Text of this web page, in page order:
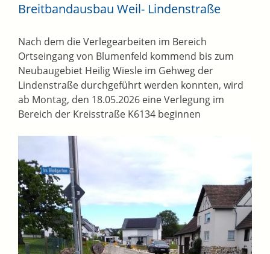
Breitbandausbau Weil- Lindenstraße
Nach dem die Verlegearbeiten im Bereich
Ortseingang von Blumenfeld kommend bis zum
Neubaugebiet Heilig Wiesle im Gehweg der
Lindenstraße durchgeführt werden konnten, wird
ab Montag, den 18.05.2026 eine Verlegung im
Bereich der Kreisstraße K6134 beginnen